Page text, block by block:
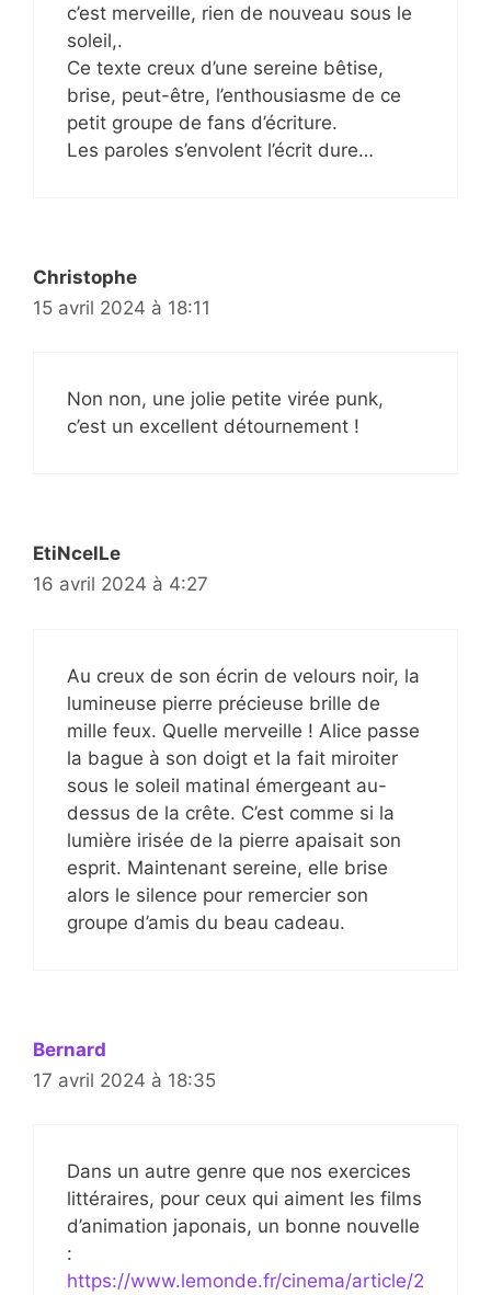
c’est merveille, rien de nouveau sous le
soleil,.
Ce texte creux d’une sereine bêtise,
brise, peut-être, l’enthousiasme de ce
petit groupe de fans d’écriture.
Les paroles s’envolent l’écrit dure…
Christophe
15 avril 2024 à 18:11
Non non, une jolie petite virée punk,
c’est un excellent détournement !
EtiNcelLe
16 avril 2024 à 4:27
Au creux de son écrin de velours noir, la
lumineuse pierre précieuse brille de
mille feux. Quelle merveille ! Alice passe
la bague à son doigt et la fait miroiter
sous le soleil matinal émergeant au-
dessus de la crête. C’est comme si la
lumière irisée de la pierre apaisait son
esprit. Maintenant sereine, elle brise
alors le silence pour remercier son
groupe d’amis du beau cadeau.
Bernard
17 avril 2024 à 18:35
Dans un autre genre que nos exercices
littéraires, pour ceux qui aiment les films
d’animation japonais, un bonne nouvelle
:
https://www.lemonde.fr/cinema/article/2